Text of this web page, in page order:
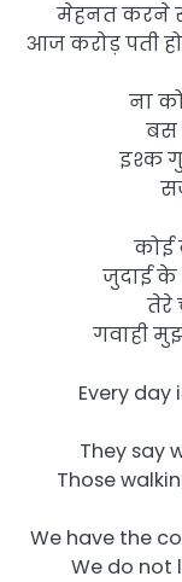
मेहनत करने से
आज करोड़ पती
ना
बस
इश्क
कोई
जुदाई के
तेरे
गवाही
Every day
They say
Those
We have the
We do not